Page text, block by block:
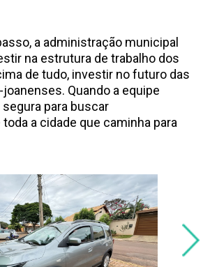
a administração municipal
na estrutura de trabalho dos
de tudo, investir no futuro das
Quando a equipe
para buscar
a cidade que caminha para